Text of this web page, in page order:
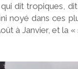
dit tropiques,
noyé dans ces
à Janvier, et la